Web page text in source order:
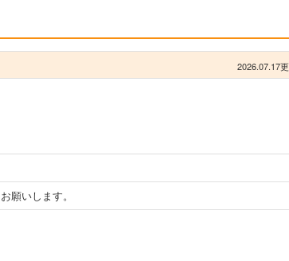
2026.07.17
願いします。